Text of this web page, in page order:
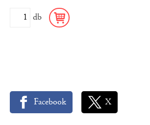
db
Facebook X